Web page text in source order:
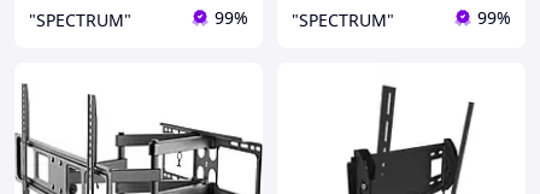
"SPECTRUM" 99% "SPECTRUM" 99%